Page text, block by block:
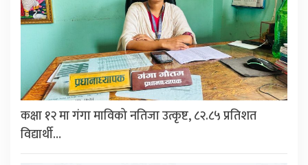
कक्षा १२ मा गंगा माविको नतिजा उत्कृष्ट, ८२.८५ प्रतिशत
विद्यार्थी…